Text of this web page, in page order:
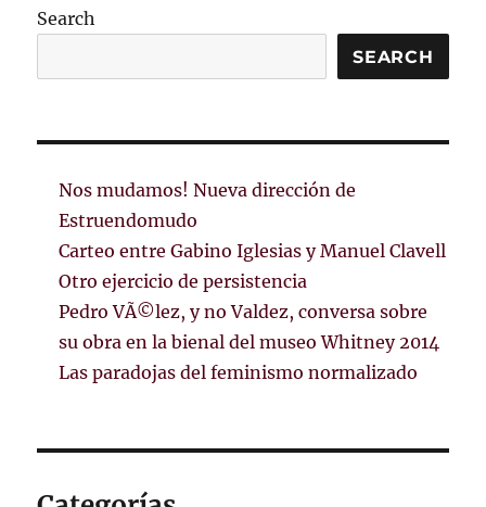
Search
SEARCH
Nos mudamos! Nueva dirección de
Estruendomudo
Carteo entre Gabino Iglesias y Manuel Clavell
Otro ejercicio de persistencia
Pedro VÃ©lez, y no Valdez, conversa sobre
su obra en la bienal del museo Whitney 2014
Las paradojas del feminismo normalizado